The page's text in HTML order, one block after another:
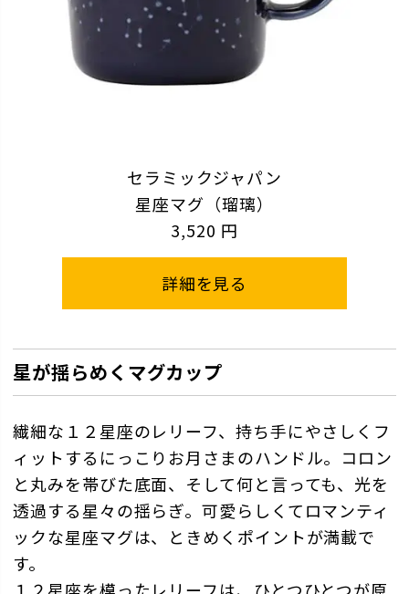
セラミックジャパン
星座マグ（瑠璃）
3,520 円
詳細を見る
星が揺らめくマグカップ
繊細な１２星座のレリーフ、持ち手にやさしくフ
ィットするにっこりお月さまのハンドル。コロン
と丸みを帯びた底面、そして何と言っても、光を
透過する星々の揺らぎ。可愛らしくてロマンティ
ックな星座マグは、ときめくポイントが満載で
す。